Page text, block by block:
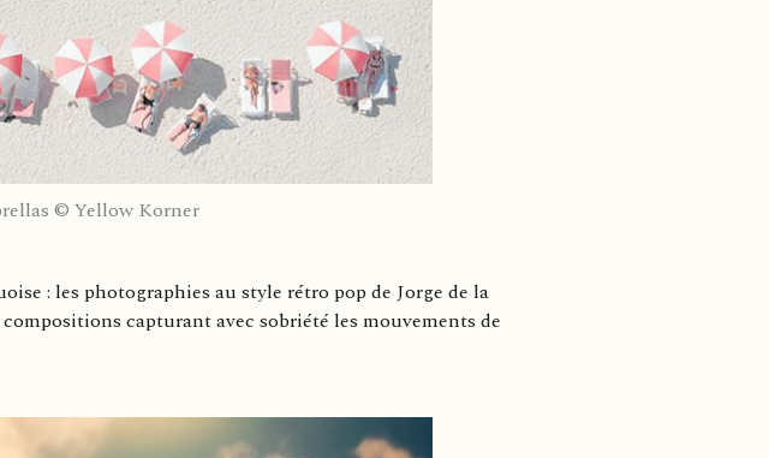
© Yellow Korner
: les photographies au style rétro pop de Jorge de la
capturant avec sobriété les mouvements de